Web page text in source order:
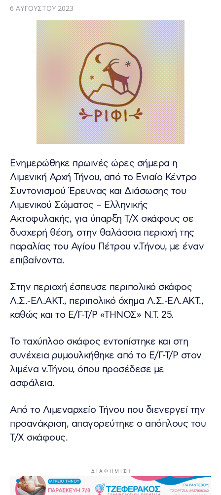
6 ΑΥΓΟΎΣΤΟΥ 2023
Ενημερώθηκε πρωινές ώρες σήμερα η
Λιμενική Αρχή Τήνου, από το Ενιαίο Κέντρο
Συντονισμού Έρευνας και Διάσωσης του
Λιμενικού Σώματος – Ελληνικής
Ακτοφυλακής, για ύπαρξη Τ/Χ σκάφους σε
δυσχερή θέση, στην θαλάσσια περιοχή της
παραλίας του Αγίου Πέτρου ν.Τήνου, με έναν
επιβαίνοντα.
Στην περιοχή έσπευσε περιπολικό σκάφος
Λ.Σ.-ΕΛ.ΑΚΤ., περιπολικό όχημα Λ.Σ.-ΕΛ.ΑΚΤ.,
καθώς και το Ε/Γ-Τ/Ρ «ΤΗΝΟΣ» Ν.Τ. 25.
Το ταχύπλοο σκάφος εντοπίστηκε και στη
συνέχεια ρυμουλκήθηκε από το Ε/Γ-Τ/Ρ στον
λιμένα ν.Τήνου, όπου προσέδεσε με
ασφάλεια.
Από το Λιμεναρχείο Τήνου που διενεργεί την
προανάκριση, απαγορεύτηκε ο απόπλους του
Τ/Χ σκάφους.
- Δ Ι Α Φ Η Μ Ι ΣΗ -